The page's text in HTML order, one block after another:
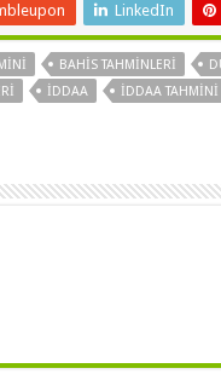
LinkedIn
BAHIS TAHMINLERI
IDDAA IDDAA TAHMINI